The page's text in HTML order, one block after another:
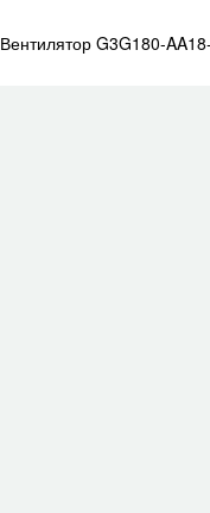
Вентилятор G3G180-